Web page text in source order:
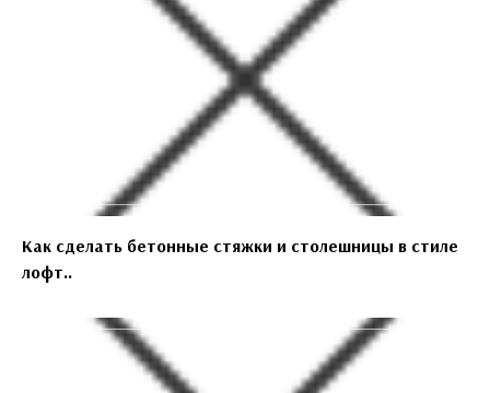
Как сделать бетонные стяжки и столешницы в стиле
лофт..